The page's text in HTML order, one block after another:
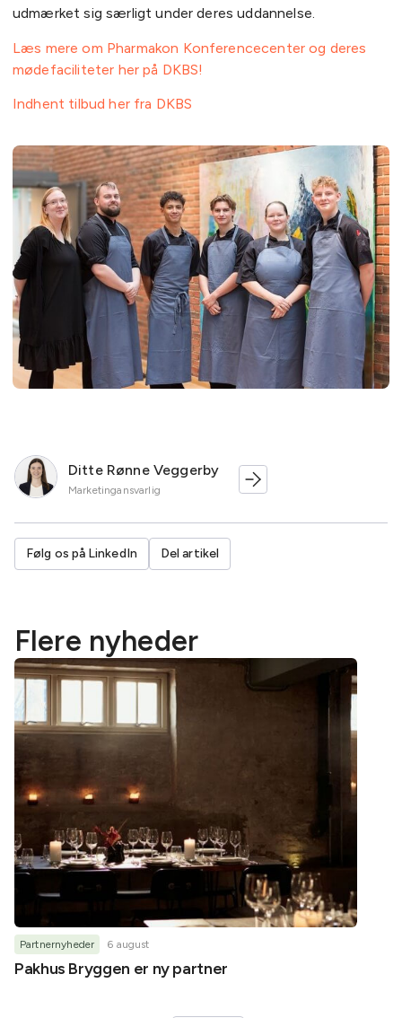
udmærket sig særligt under deres uddannelse.
Læs mere om Pharmakon Konferencecenter og deres
mødefaciliteter her på DKBS!
Indhent tilbud her fra DKBS
Ditte Rønne Veggerby
Marketingansvarlig
Følg os på LinkedIn Del artikel
Flere nyheder
Partnernyheder 6 august
Pakhus Bryggen er ny partner